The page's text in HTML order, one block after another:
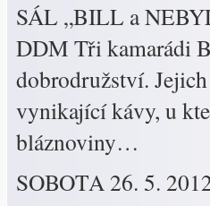
SÁL „BILL a
DDM Tři kamarádi
dobrodružství.
vynikající kávy, u
bláznoviny…
SOBOTA 26. 5.